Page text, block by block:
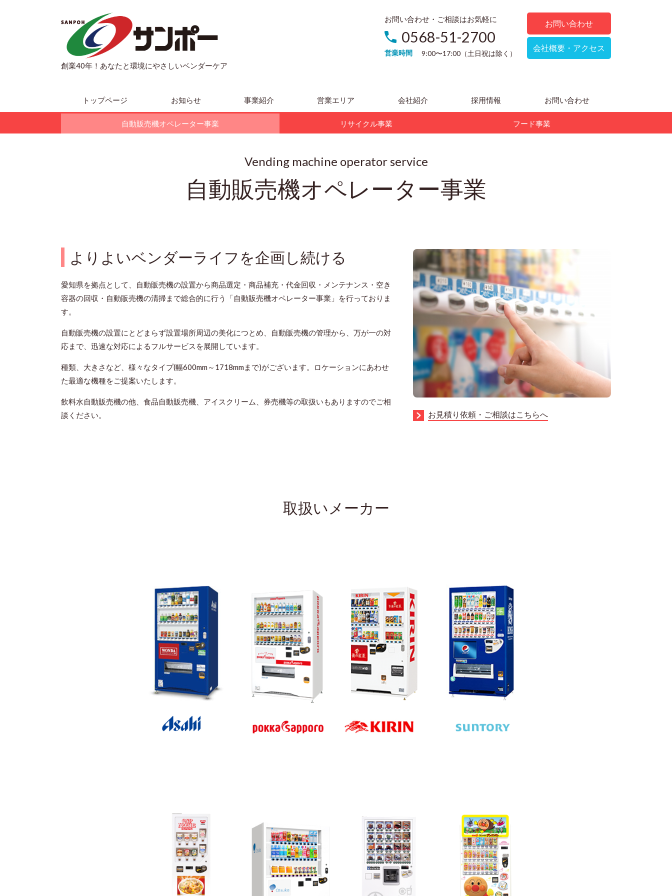
創業40年！あなたと環境にやさしいベンダーケア
お問い合わせ・ご相談はお気軽に
0568-51-2700
営業時間 9:00〜17:00（土日祝は除く）
お問い合わせ
会社概要・アクセス
トップページ お知らせ 事業紹介 営業エリア 会社紹介 採用情報 お問い合わせ
自動販売機オペレーター事業 リサイクル事業 フード事業
Vending machine operator service
自動販売機オペレーター事業
お見積り依頼・ご相談はこちらへ
よりよいベンダーライフを企画し続ける
愛知県を拠点として、自動販売機の設置から商品選定・商品補充・代金回収・メンテナンス・空き
容器の回収・自動販売機の清掃まで総合的に行う「自動販売機オペレーター事業」を行っておりま
す。
自動販売機の設置にとどまらず設置場所周辺の美化につとめ、自動販売機の管理から、万が一の対
応まで、迅速な対応によるフルサービスを展開しています。
種類、大きさなど、様々なタイプ(幅600mm～1718mmまで)がございます。ロケーションにあわせ
た最適な機種をご提案いたします。
飲料水自動販売機の他、食品自動販売機、アイスクリーム、券売機等の取扱いもありますのでご相
談ください。
取扱いメーカー